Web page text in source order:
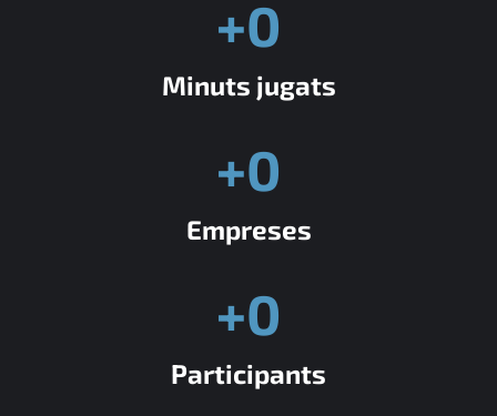
Minuts jugats
+0
Empreses
+0
Participants
+0